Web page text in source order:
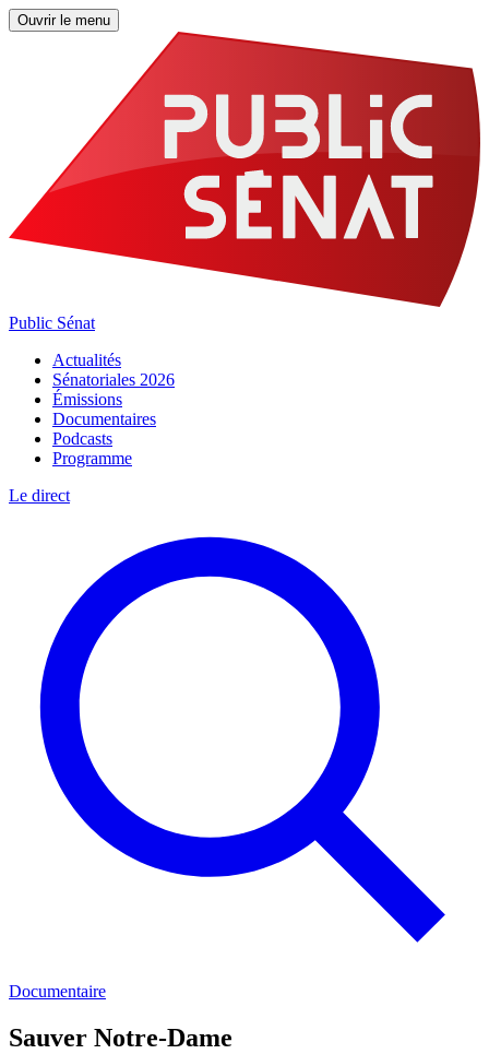
Ouvrir le menu
Public Sénat
Actualités
Sénatoriales 2026
Émissions
Documentaires
Podcasts
Programme
Le direct
Documentaire
Sauver Notre-Dame